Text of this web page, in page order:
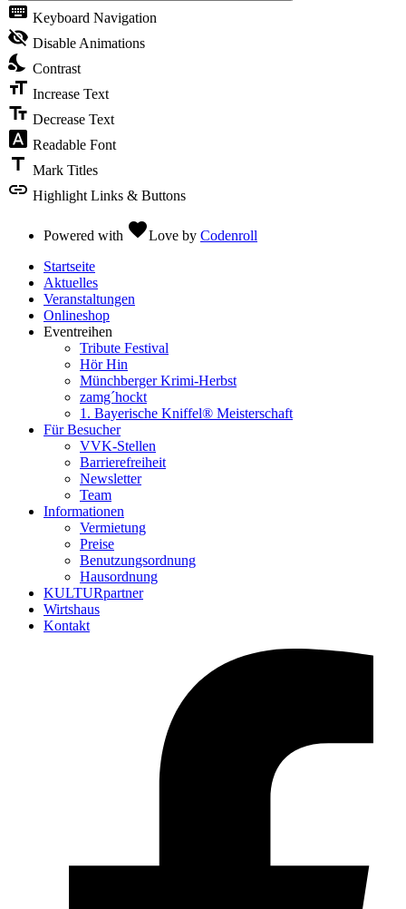
keyboard Keyboard Navigation
visibility_off Disable Animations
nights_stay Contrast
format_size Increase Text
text_fields Decrease Text
font_download Readable Font
title Mark Titles
link Highlight Links & Buttons
Powered with favoriteLove by Codenroll
Startseite
Aktuelles
Veranstaltungen
Onlineshop
Eventreihen
Tribute Festival
Hör Hin
Münchberger Krimi-Herbst
zamg´hockt
1. Bayerische Kniffel® Meisterschaft
Für Besucher
VVK-Stellen
Barrierefreiheit
Newsletter
Team
Informationen
Vermietung
Preise
Benutzungsordnung
Hausordnung
KULTURpartner
Wirtshaus
Kontakt